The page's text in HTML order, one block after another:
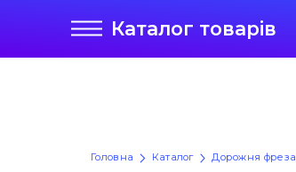
Каталог товарів
Головна Каталог Дорожня фреза